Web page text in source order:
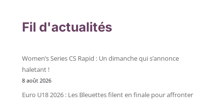
Fil d'actualités
Women’s Series CS Rapid : Un dimanche qui s’annonce
haletant !
8 août 2026
Euro U18 2026 : Les Bleuettes filent en finale pour affronter